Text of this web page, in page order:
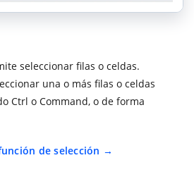
seleccionar filas o celdas.
una o más filas o celdas
Ctrl o Command, o de forma
de selección